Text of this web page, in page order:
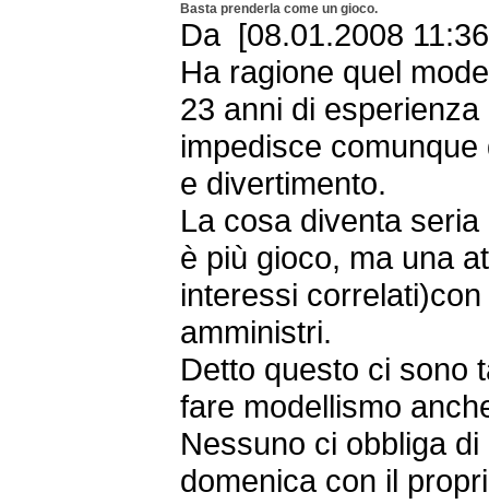
Basta prenderla come un gioco.
Da [08.01.2008
Ha ragione quel
23 anni di
impedisce
e divertimento.
La cosa diventa
è più gioco, ma una
interessi
amministri.
Detto questo ci sono
fare modellismo
Nessuno ci obbliga
domenica con il